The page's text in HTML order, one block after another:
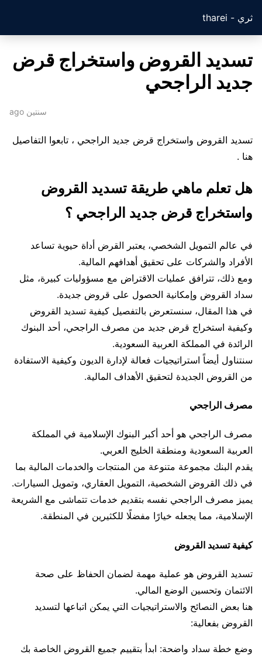
ثري - tharei
تسديد القروض واستخراج قرض
جديد الراجحي
سنتين ago
تسديد القروض واستخراج قرض جديد الراجحي ، تابعوا التفاصيل
هنا .
هل تعلم ماهي طريقة تسديد القروض
واستخراج قرض جديد الراجحي ؟
في عالم التمويل الشخصي، يعتبر القرض أداة حيوية تساعد
الأفراد والشركات على تحقيق أهدافهم المالية.
ومع ذلك، تترافق عمليات الاقتراض مع مسؤوليات كبيرة، مثل
سداد القروض وإمكانية الحصول على قروض جديدة.
في هذا المقال، سنستعرض بالتفصيل كيفية تسديد القروض
وكيفية استخراج قرض جديد من مصرف الراجحي، أحد البنوك
الرائدة في المملكة العربية السعودية.
سنتناول أيضاً استراتيجيات فعالة لإدارة الديون وكيفية الاستفادة
من القروض الجديدة لتحقيق الأهداف المالية.
مصرف الراجحي
مصرف الراجحي هو أحد أكبر البنوك الإسلامية في المملكة
العربية السعودية ومنطقة الخليج العربي.
يقدم البنك مجموعة متنوعة من المنتجات والخدمات المالية بما
في ذلك القروض الشخصية، التمويل العقاري، وتمويل السيارات.
يميز مصرف الراجحي نفسه بتقديم خدمات تتماشى مع الشريعة
الإسلامية، مما يجعله خيارًا مفضلًا للكثيرين في المنطقة.
كيفية تسديد القروض
تسديد القروض هو عملية مهمة لضمان الحفاظ على صحة
الائتمان وتحسين الوضع المالي.
هنا بعض النصائح والاستراتيجيات التي يمكن اتباعها لتسديد
القروض بفعالية:
وضع خطة سداد واضحة: ابدأ بتقييم جميع القروض الخاصة بك